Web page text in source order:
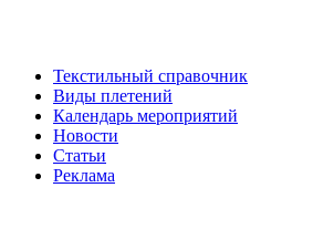
Текстильный справочник
Виды плетений
Календарь мероприятий
Новости
Статьи
Реклама